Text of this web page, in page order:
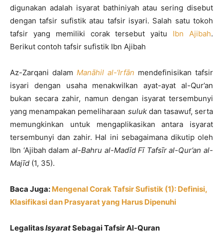
digunakan adalah isyarat bathiniyah atau sering disebut
dengan tafsir sufistik atau tafsir isyari. Salah satu tokoh
tafsir yang memiliki corak tersebut yaitu Ibn Ajibah.
Berikut contoh tafsir sufistik Ibn Ajibah
Az-Zarqani dalam Manāhil al-‘Irfān mendefinisikan tafsir
isyari dengan usaha menakwilkan ayat-ayat al-Qur’an
bukan secara zahir, namun dengan isyarat tersembunyi
yang menampakan pemeliharaan sulukdan tasawuf, serta
memungkinkan untuk mengaplikasikan antara isyarat
tersembunyi dan zahir. Hal ini sebagaimana dikutip oleh
Ibn ‘Ajibah dalam al-Bahru al-Madīd Fī Tafsīr al-Qur’an al-
Majīd (1, 35).
Baca Juga: Mengenal Corak Tafsir Sufistik (1): Definisi,
Klasifikasi dan Prasyarat yang Harus Dipenuhi
LegalitasIsyaratSebagai Tafsir Al-Quran